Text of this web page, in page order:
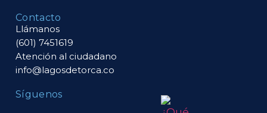
Contacto
Llámanos
(601) 7451619
Atención al ciudadano
info@lagosdetorca.co
Síguenos